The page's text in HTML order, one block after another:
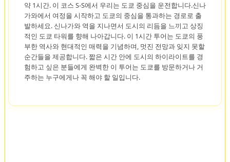
약 1시간. 이 코스 S-S에서 우리는 도쿄 중심을 운전합니다.신나
가와에서 여정을 시작하고 도쿄의 중심을 통과하는 경로로 출
발하세요. 신나가와 역을 지나면서 도시의 리듬을 느끼고 상징
적인 도쿄 타워를 향해 나아갑니다. 이 1시간 투어는 도쿄의 풍
부한 역사와 현대적인 매력을 기념하며, 멋진 전망과 잊지 못할
순간들을 제공합니다. 짧은 시간 안에 도시의 하이라이트를 경
험하고 싶은 분들에게 완벽한 이 투어는 도쿄를 방문하거나 거
주하는 누구에게나 꼭 해야 할 일입니다.